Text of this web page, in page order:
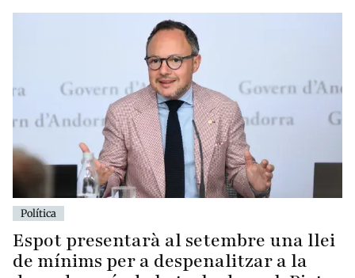
Política
Espot presentarà al setembre una llei
de mínims per a despenalitzar a la